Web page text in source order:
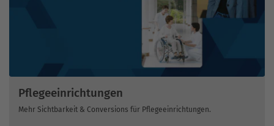
Pflegeeinrichtungen
Mehr Sichtbarkeit & Conversions für Pflegeeinrichtungen.